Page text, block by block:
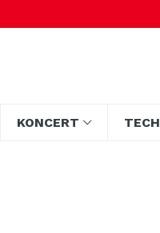
KONCERT TECH